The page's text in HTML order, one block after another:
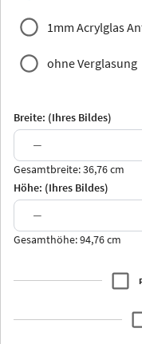
Jersey
Arran Luzern
1mm Acrylglas
ohne Verglasung
Breite: (Ihres Bildes)
−
Gesamtbreite: 36,76 cm
Höhe: (Ihres Bildes)
−
Gesamthöhe: 94,76 cm